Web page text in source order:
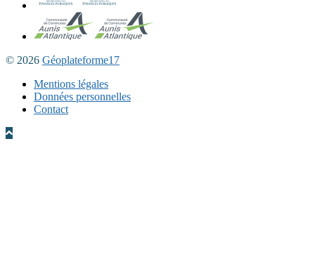
© 2026 Géoplateforme17
Mentions légales
Données personnelles
Contact